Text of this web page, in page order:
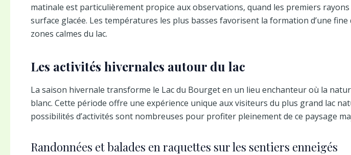
matinale est particulièrement propice aux observations, quand les premiers
surface glacée. Les températures les plus basses favorisent la formation d’une fine
zones calmes du lac.
Les activités hivernales autour du lac
La saison hivernale transforme le Lac du Bourget en un lieu enchanteur où la
blanc. Cette période offre une expérience unique aux visiteurs du plus grand lac
possibilités d’activités sont nombreuses pour profiter pleinement de ce paysage
Randonnées et balades en raquettes sur les sentiers enneigés